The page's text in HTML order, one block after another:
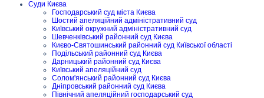
Суди Києва
Господарський суд міста Києва
Шостий апеляційний адміністративний суд
Київський окружний адміністративний суд
Шевченківський районний суд Києва
Києво-Святошинський районний суд Київської області
Подільський районний суд Києва
Дарницький районний суд Києва
Київський апеляційний суд
Солом'янський районний суд Києва
Дніпровський районний суд Києва
Північний апеляційний господарський суд